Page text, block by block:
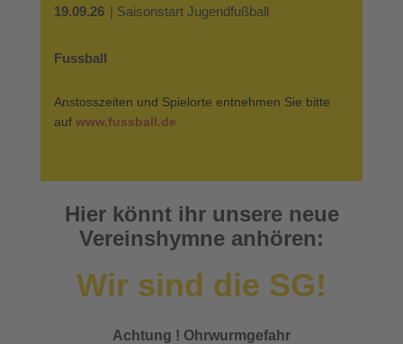
19.09.26 | Saisonstart Jugendfußball
Fussball
Anstosszeiten und Spielorte entnehmen Sie bitte
auf www.fussball.de
Hier könnt ihr unsere neue
Vereinshymne anhören:
Wir sind die SG!
Achtung ! Ohrwurmgefahr